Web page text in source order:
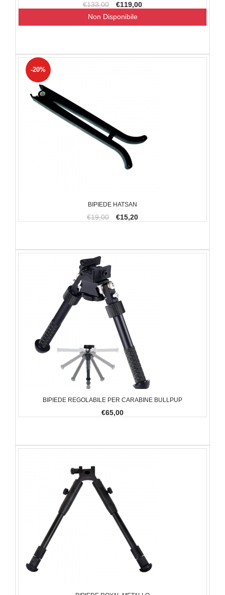
€133,00 €119,00
Non Disponibile
BIPIEDE HATSAN
€19,00 €15,20
-20%
BIPIEDE REGOLABILE PER CARABINE BULLPUP
€65,00